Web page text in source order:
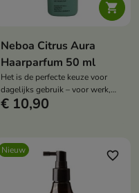

Neboa Citrus Aura
Haarparfum 50 ml
Het is de perfecte keuze voor
dagelijks gebruik – voor werk,
school, een vergadering of na
wassen.
€ 10,90
Nieuw favorite_border